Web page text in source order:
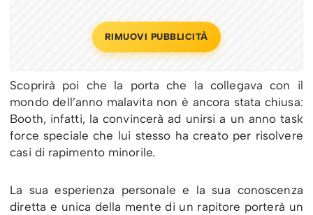
RIMUOVI PUBBLICITÀ
Scoprirà poi che la porta che la collegava con il
mondo dell’anno malavita non è ancora stata chiusa:
Booth, infatti, la convincerà ad unirsi a un anno task
force speciale che lui stesso ha creato per risolvere
casi di rapimento minorile.
La sua esperienza personale e la sua conoscenza
diretta e unica della mente di un rapitore porterà un